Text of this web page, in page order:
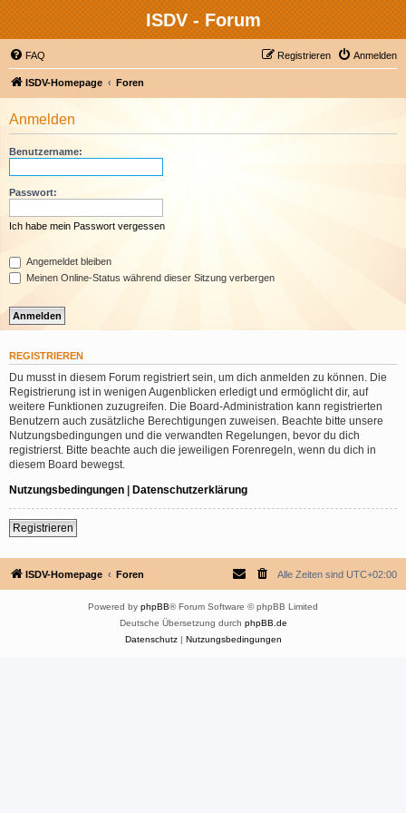
ISDV - Forum
FAQ Anmelden
Registrieren
ISDV-Homepage Foren
Anmelden
Benutzername:
Passwort:
Ich habe mein Passwort vergessen
Angemeldet bleiben
Meinen Online-Status während dieser Sitzung verbergen
REGISTRIEREN
Du musst in diesem Forum registriert sein, um dich anmelden zu können. Die
Registrierung ist in wenigen Augenblicken erledigt und ermöglicht dir, auf
weitere Funktionen zuzugreifen. Die Board-Administration kann registrierten
Benutzern auch zusätzliche Berechtigungen zuweisen. Beachte bitte unsere
Nutzungsbedingungen und die verwandten Regelungen, bevor du dich
registrierst. Bitte beachte auch die jeweiligen Forenregeln, wenn du dich in
diesem Board bewegst.
Nutzungsbedingungen | Datenschutzerklärung
Registrieren
ISDV-Homepage Foren Alle Zeiten sind UTC+02:00
Powered by phpBB® Forum Software © phpBB Limited
Deutsche Übersetzung durch phpBB.de
Datenschutz| Nutzungsbedingungen